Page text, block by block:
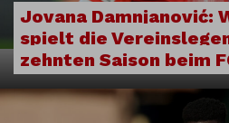
Jovana Damnjanović:
spielt die
zehnten Saison beim